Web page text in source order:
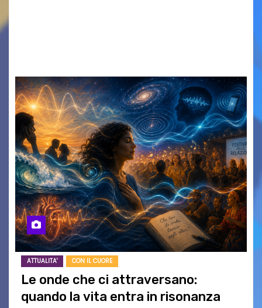
ATTUALITA' CON IL CUORE
Le onde che ci attraversano:
quando la vita entra in risonanza